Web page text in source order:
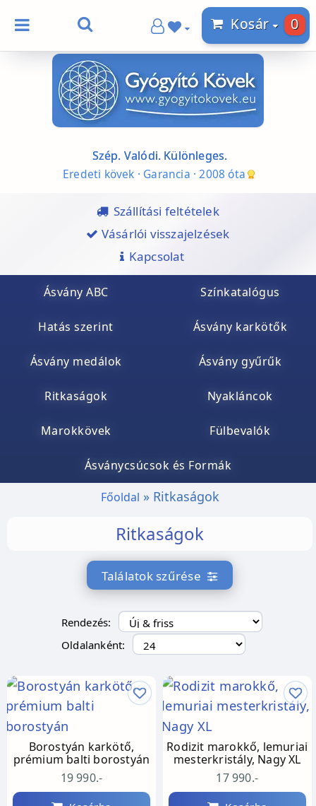
Kosár 0
Szép. Valódi. Különleges.
Eredeti kövek · Garancia · 2008 óta
Szállítási feltételek
Vásárlói visszajelzések
Kapcsolat
Ásvány ABC Színkatalógus
Hatás szerint Ásvány karkötők
Ásvány medálok Ásvány gyűrűk
Ritkaságok Nyakláncok
Marokkövek Fülbevalók
Ásványcsúcsok és Formák
Főoldal Ritkaságok
Ritkaságok
Találatok szűrése
Rendezés:
Oldalanként:
Borostyán karkötő,
prémium balti borostyán
19 990.-
Rodizit marokkő, lemuriai
mesterkristály, Nagy XL
17 990.-